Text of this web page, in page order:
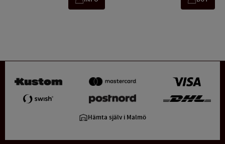
Hämta själv i Malmö